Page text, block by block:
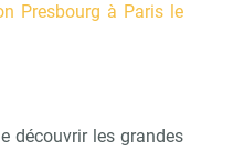
Presbourg à Paris le
découvrir les grandes